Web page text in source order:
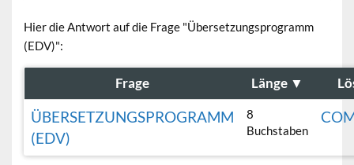
Hier die Antwort auf die Frage "Übersetzungsprogramm
(EDV)":
Frage Länge ▼
ÜBERSETZUNGSPROGRAMM
(EDV)
8
Buchstaben